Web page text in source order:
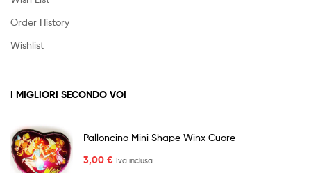
Order History
Wishlist
I MIGLIORI SECONDO VOI
Palloncino Mini Shape Winx Cuore
3,00 € Iva inclusa